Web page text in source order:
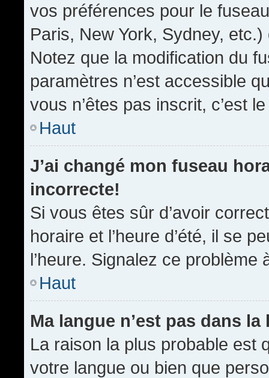
vos préférences pour le
Paris, New York, Sydney,
Notez que la modification du
paramètres n’est accessible
vous n’êtes pas inscrit, c’est
Haut
J’ai changé mon fuseau
incorrecte!
Si vous êtes sûr d’avoir
horaire et l’heure d’été, il se
l’heure. Signalez ce problème
Haut
Ma langue n’est pas dans la
La raison la plus probable est
votre langue ou bien que